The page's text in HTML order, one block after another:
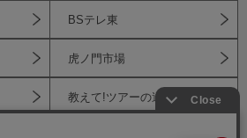
BSテレ東
虎ノ門市場
教えて!ツアーの達人